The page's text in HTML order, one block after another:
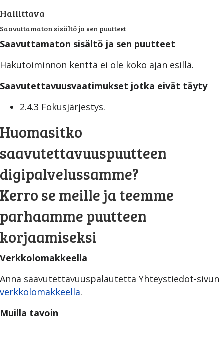
Hallittava
Saavuttamaton sisältö ja sen puutteet
Saavuttamaton sisältö ja sen puutteet
Hakutoiminnon kenttä ei ole koko ajan esillä.
Saavutettavuusvaatimukset jotka eivät täyty
2.4.3 Fokusjärjestys.
Huomasitko
saavutettavuuspuutteen
digipalvelussamme?
Kerro se meille ja teemme
parhaamme puutteen
korjaamiseksi
Verkkolomakkeella
Anna saavutettavuuspalautetta Yhteystiedot-sivun
verkkolomakkeella.
Muilla tavoin